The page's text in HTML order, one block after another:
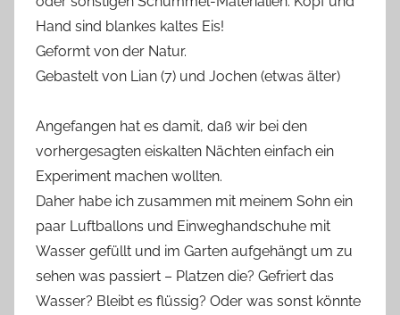
Hand sind blankes kaltes Eis!
Geformt von der Natur.
Gebastelt von Lian (7) und Jochen (etwas älter)
Angefangen hat es damit, daß wir bei den
vorhergesagten eiskalten Nächten einfach ein
Experiment machen wollten.
Daher habe ich zusammen mit meinem Sohn ein
paar Luftballons und Einweghandschuhe mit
Wasser gefüllt und im Garten aufgehängt um zu
sehen was passiert – Platzen die? Gefriert das
Wasser? Bleibt es flüssig? Oder was sonst könnte